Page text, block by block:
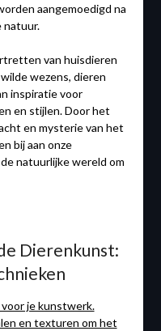
aangemoedigd na
natuur.
van huisdieren
wezens, dieren
inspiratie voor
en stijlen. Door het
en mysterie van het
bij aan onze
natuurlijke wereld om
Dierenkunst:
je kunstwerk.
en texturen om het